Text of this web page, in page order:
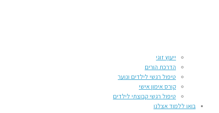
ייעוץ זוגי
הדרכת הורים
טיפול רגשי לילדים ונוער
קורס אימון אישי
טיפול רגשי קבוצתי לילדים
בואו ללמוד אצלנו